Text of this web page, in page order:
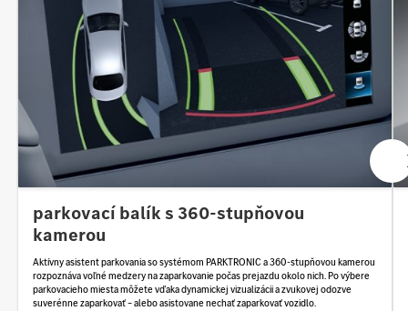
parkovací balík s 360-stupňovou
kamerou
Aktívny asistent parkovania so systémom PARKTRONIC a 360-stupňovou kamerou
rozpoznáva voľné medzery na zaparkovanie počas prejazdu okolo nich. Po výbere
parkovacieho miesta môžete vďaka dynamickej vizualizácii a zvukovej odozve
suverénne zaparkovať – alebo asistovane nechať zaparkovať vozidlo.